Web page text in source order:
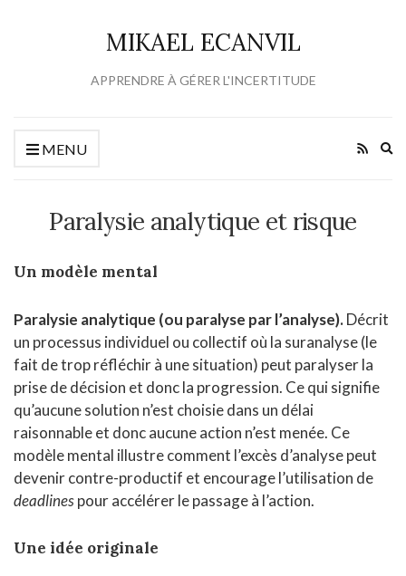
MIKAEL ECANVIL
APPRENDRE À GÉRER L'INCERTITUDE
MENU
Paralysie analytique et risque
Un modèle mental
Paralysie analytique (ou paralyse par l’analyse).Décrit
un processus individuel ou collectif où la suranalyse (le
fait de trop réfléchir à une situation) peut paralyser la
prise de décision et donc la progression. Ce qui signifie
qu’aucune solution n’est choisie dans un délai
raisonnable et donc aucune action n’est menée. Ce
modèle mental illustre comment l’excès d’analyse peut
devenir contre-productif et encourage l’utilisation de
deadlinespour accélérer le passage à l’action.
Une idée originale